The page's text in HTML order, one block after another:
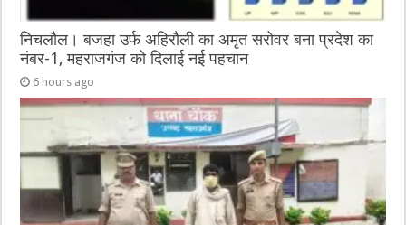
निचलौल। बजहा उर्फ अहिरौली का अमृत सरोवर बना प्रदेश का
नंबर-1, महराजगंज को दिलाई नई पहचान
6 hours ago